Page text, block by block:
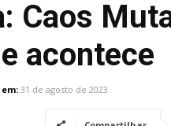
Caos
acontece
31 de agosto de 2023